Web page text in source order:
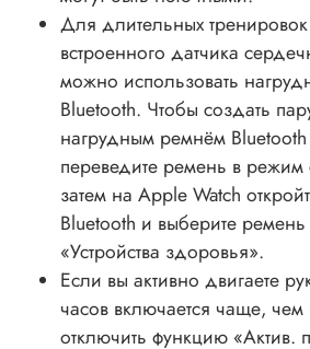
Для длительных тренировок
встроенного датчика
можно использовать
Bluetooth. Чтобы создать
нагрудным ремнём
переведите ремень в
затем на Apple Watch
Bluetooth и выберите ремень
«Устройства здоровья».
Если вы активно двигаете
часов включается чаще,
отключить функцию «Актив.